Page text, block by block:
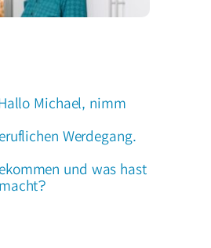
Michael, nimm
Werdegang.
und was hast